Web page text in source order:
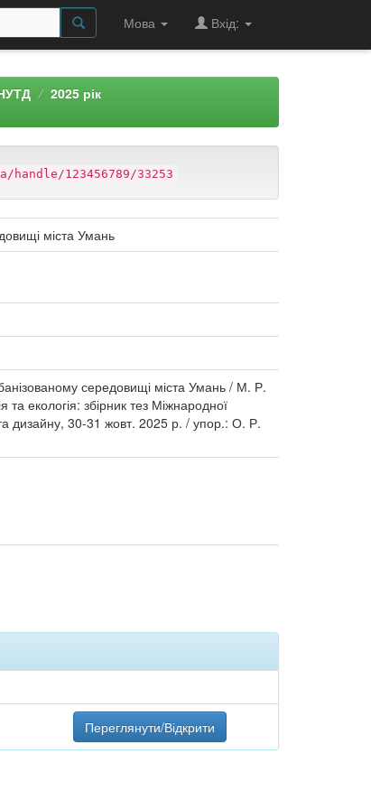
Мова Вхід:
2025 рік
123456789/33253
міста Умань
середовищі міста Умань / М. Р.
та екологія: збірник тез Міжнародної
та дизайну, 30-31 жовт. 2025 р. / упор.: О. Р.
Переглянути/Відкрити